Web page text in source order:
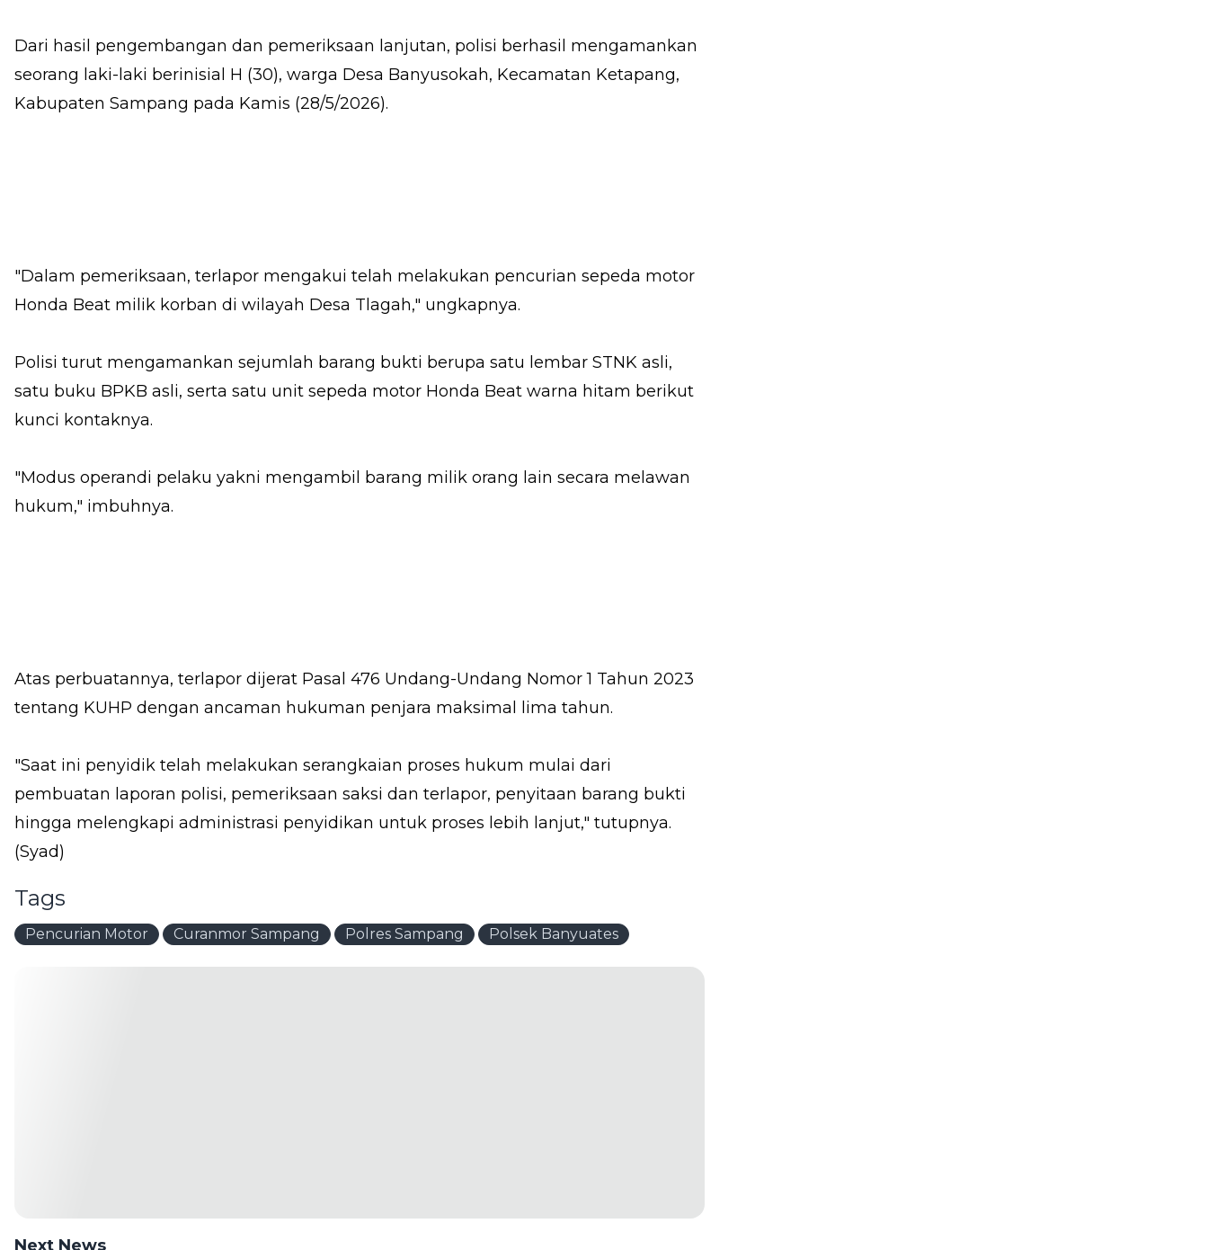
Dari hasil pengembangan dan pemeriksaan lanjutan, polisi berhasil mengamankan
seorang laki-laki berinisial H (30), warga Desa Banyusokah, Kecamatan Ketapang,
Kabupaten Sampang pada Kamis (28/5/2026).
"Dalam pemeriksaan, terlapor mengakui telah melakukan pencurian sepeda motor
Honda Beat milik korban di wilayah Desa Tlagah," ungkapnya.
Polisi turut mengamankan sejumlah barang bukti berupa satu lembar STNK asli,
satu buku BPKB asli, serta satu unit sepeda motor Honda Beat warna hitam berikut
kunci kontaknya.
"Modus operandi pelaku yakni mengambil barang milik orang lain secara melawan
hukum," imbuhnya.
Atas perbuatannya, terlapor dijerat Pasal 476 Undang-Undang Nomor 1 Tahun 2023
tentang KUHP dengan ancaman hukuman penjara maksimal lima tahun.
"Saat ini penyidik telah melakukan serangkaian proses hukum mulai dari
pembuatan laporan polisi, pemeriksaan saksi dan terlapor, penyitaan barang bukti
hingga melengkapi administrasi penyidikan untuk proses lebih lanjut," tutupnya.
(Syad)
Tags
Pencurian Motor Curanmor Sampang Polres Sampang Polsek Banyuates
Next News